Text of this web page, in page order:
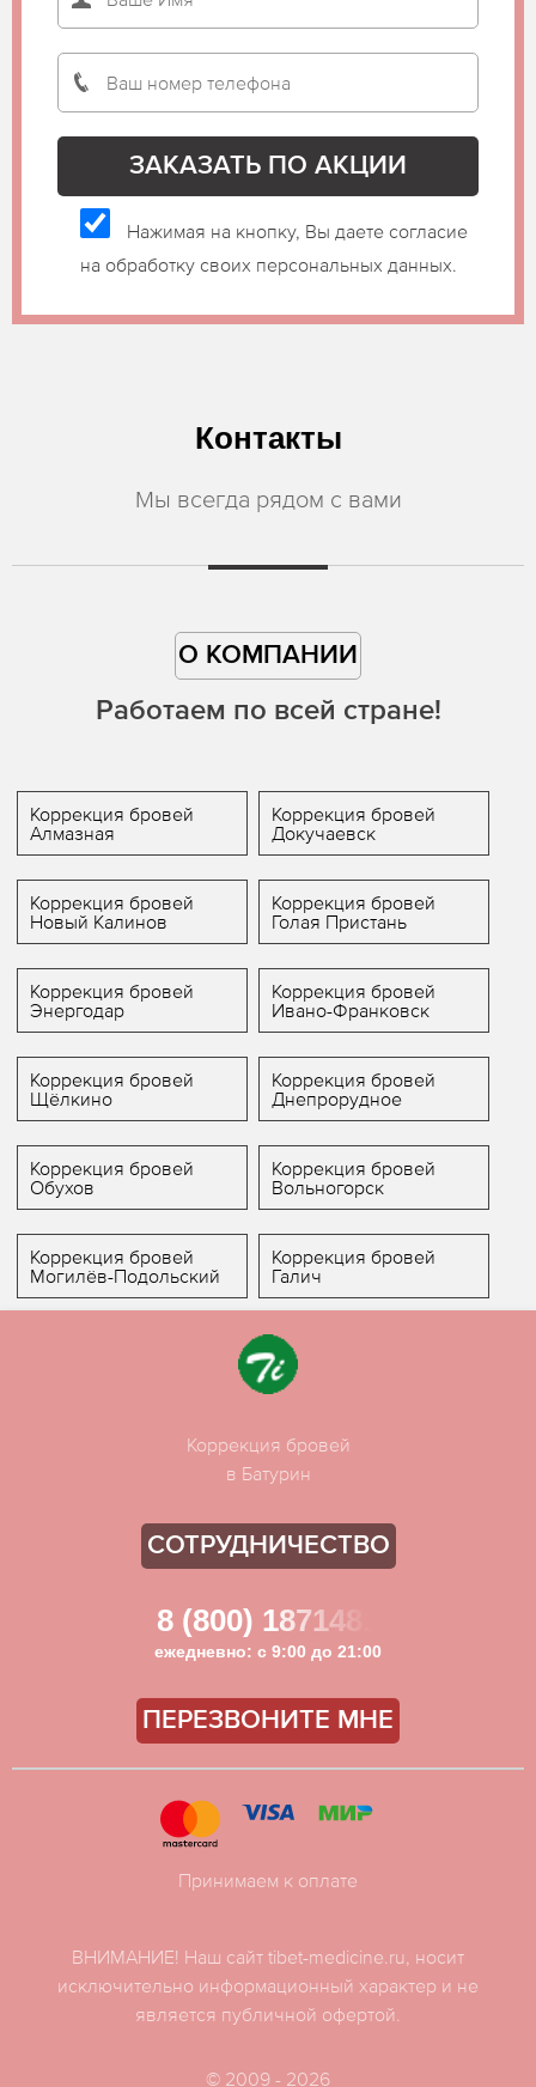
Нажимая на кнопку, Вы даете согласие
на обработку своих персональных данных.
Контакты
Мы всегда рядом с вами
О КОМПАНИИ
Работаем по всей стране!
Коррекция бровей
Алмазная
Коррекция бровей
Докучаевск
Коррекция бровей
Новый Калинов
Коррекция бровей
Голая Пристань
Коррекция бровей
Энергодар
Коррекция бровей
Ивано-Франковск
Коррекция бровей
Щёлкино
Коррекция бровей
Днепрорудное
Коррекция бровей
Обухов
Коррекция бровей
Вольногорск
Коррекция бровей
Могилёв-Подольский
Коррекция бровей
Галич
Коррекция бровей
в Батурин
СОТРУДНИЧЕСТВО
8 (800) 1871481
ежедневно: с 9:00 до 21:00
ПЕРЕЗВОНИТЕ МНЕ
ВНИМАНИЕ! Наш сайт tibet-medicine.ru, носит
исключительно информационный характер и не
является публичной офертой.
© 2009 - 2026
Принимаем к оплате